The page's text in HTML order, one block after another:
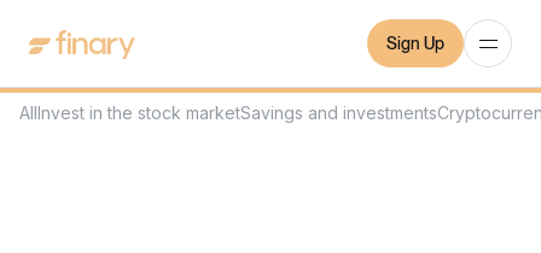
Sign Up
AllInvest in the stock marketSavings and investments